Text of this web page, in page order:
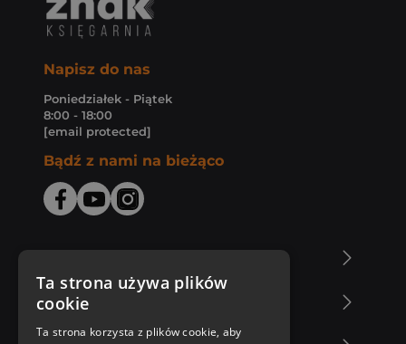
Napisz do nas
Poniedziałek - Piątek
8:00 - 18:00
[email protected]
Bądź z nami na bieżąco
Zakupy u nas
Ta strona używa plików
cookie
Ta strona korzysta z plików cookie, aby